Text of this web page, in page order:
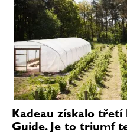
Kadeau získalo třetí
Guide. Je to triumf